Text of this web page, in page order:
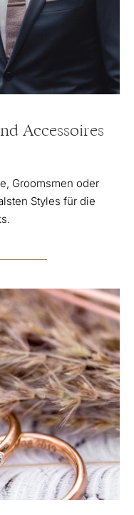
Accessoires
Groomsmen oder
Styles für die